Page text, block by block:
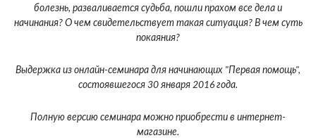
болезнь, разваливается судьба, пошли прахом все дела и
начинания? О чем свидетельствует такая ситуация? В чем суть
покаяния?
Выдержка из онлайн-семинара для начинающих "Первая помощь",
состоявшегося 30 января 2016 года.
Полную версию семинара можно приобрести в интернет-
магазине.